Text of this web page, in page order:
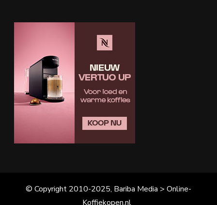
© Copyright 2010-2025, Bariba Media > Online-
Koffiekopen.nl